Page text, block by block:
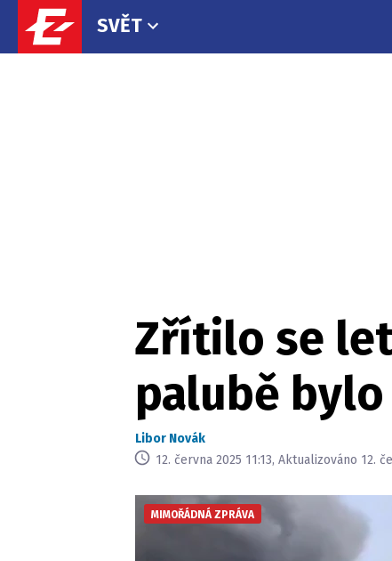
SVĚT
Zřítilo se
palubě
Libor Novák
12. června 2025 11:13, Aktualizováno 12.
MIMOŘÁDNÁ ZPRÁVA